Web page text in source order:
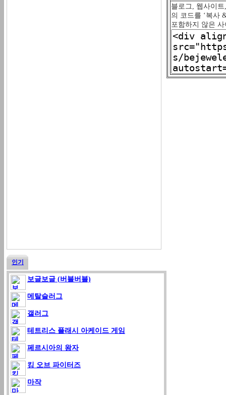
인기
보글보글 (버블버블)
메탈슬러그
갤러그
테트리스 플래시 아케이드 게임
페르시아의 왕자
킹 오브 파이터즈
마작
블로그, 웹사이
의 코드를 ‘복사
포함하지 않은